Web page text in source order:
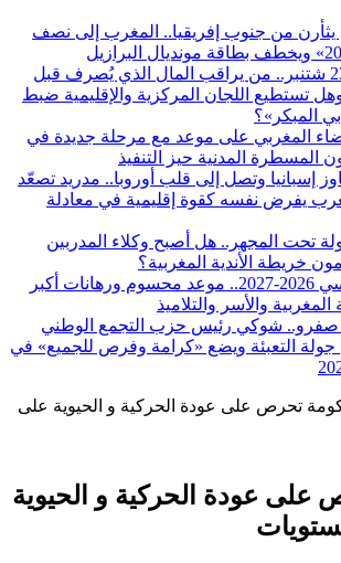
يثأرن من جنوب إفريقيا.. المغرب إلى نصف
قبل انتخابات 23 شتنبر.. من يراقب المال الذي يُصرف قبل
وهل تستطيع اللجان المركزية والإقليمية ضبط
المبكر»؟
المغربي على موعد مع مرحلة جديدة في
المسطرة المدنية حيز التنفيذ
إسبانيا وتصل إلى قلب أوروبا.. مدريد تصعّد
يفرض نفسه كقوة إقليمية في معادلة
تحت المجهر.. هل أصبح وكلاء المدربين
خريطة الأندية المغربية؟
الدخول المدرسي 2026-2027.. موعد محسوم ورهانات أكبر
والأسر والتلاميذ
صفرو.. شوكي رئيس حزب التجمع الوطني
جولة التعبئة ويضع «كرامة وفرص للجميع» في
تحرص على عودة الحركية و الحيوية على
على عودة الحركية و الحيوية